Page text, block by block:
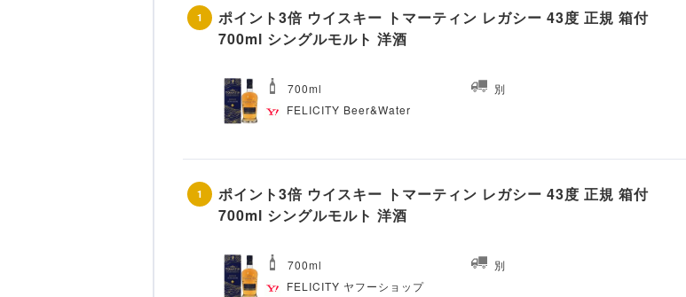
1
ポイント3倍 ウイスキー トマーティン レガシー 43度 正規 箱付
700ml シングルモルト 洋酒
700ml
別
FELICITY Beer&Water
1
ポイント3倍 ウイスキー トマーティン レガシー 43度 正規 箱付
700ml シングルモルト 洋酒
700ml
別
FELICITY ヤフーショップ